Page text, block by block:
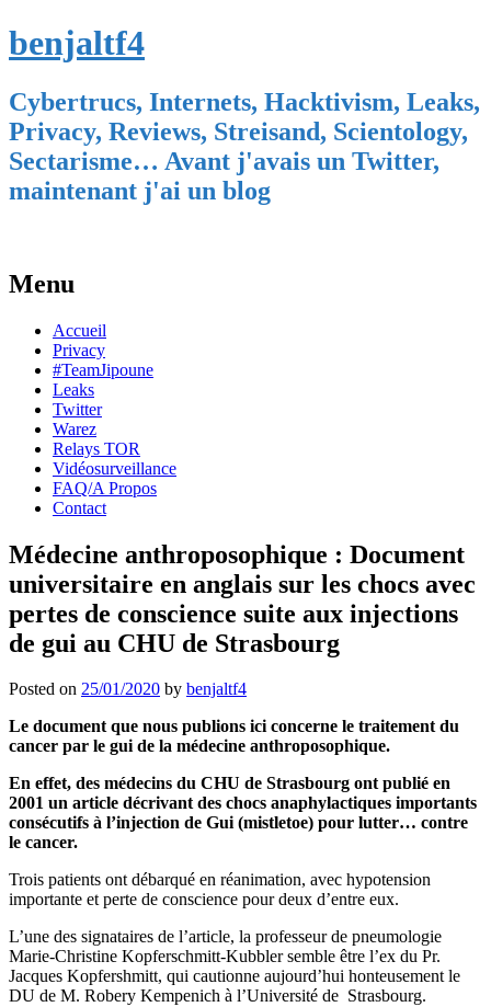
benjaltf4
Cybertrucs, Internets, Hacktivism, Leaks,
Privacy, Reviews, Streisand, Scientology,
Sectarisme… Avant j'avais un Twitter,
maintenant j'ai un blog
Menu
Skip
content
Accueil
Privacy
#TeamJipoune
Leaks
Twitter
Warez
Relays TOR
Vidéosurveillance
FAQ/A Propos
Contact
Médecine anthroposophique : Document
universitaire en anglais sur les chocs avec
pertes de conscience suite aux injections
de gui au CHU de Strasbourg
Posted on 25/01/2020 by benjaltf4
Le document que nous publions ici concerne le traitement du
cancer par le gui de la médecine anthroposophique.
En effet, des médecins du CHU de Strasbourg ont publié en
2001 un article décrivant des chocs anaphylactiques importants
consécutifs à l’injection de Gui (mistletoe) pour lutter… contre
le cancer.
Trois patients ont débarqué en réanimation, avec hypotension
importante et perte de conscience pour deux d’entre eux.
L’une des signataires de l’article, la professeur de pneumologie
Marie-Christine Kopferschmitt-Kubbler semble être l’ex du Pr.
Jacques Kopfershmitt, qui cautionne aujourd’hui honteusement le
DU de M. Robery Kempenich à l’Université de Strasbourg.